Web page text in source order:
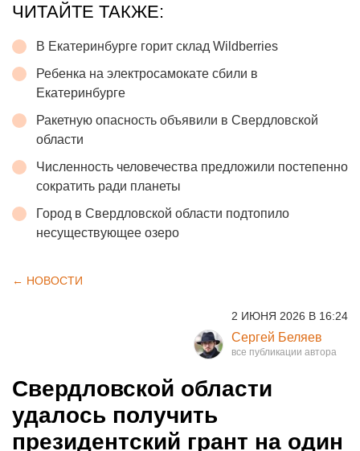
ЧИТАЙТЕ ТАКЖЕ:
В Екатеринбурге горит склад Wildberries
Ребенка на электросамокате сбили в
Екатеринбурге
Ракетную опасность объявили в Свердловской
области
Численность человечества предложили постепенно
сократить ради планеты
Город в Свердловской области подтопило
несуществующее озеро
← НОВОСТИ
2 ИЮНЯ 2026 В 16:24
Сергей Беляев
Свердловской области
удалось получить
президентский грант на один